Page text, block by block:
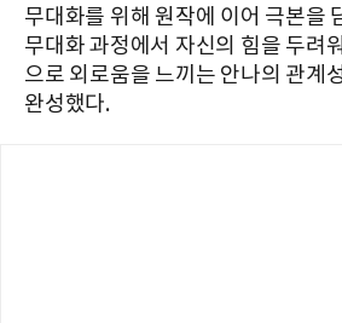
무대화를 위해 원작에 이어 극본을
무대화 과정에서 자신의 힘을 두려
으로 외로움을 느끼는 안나의 관계
완성했다.